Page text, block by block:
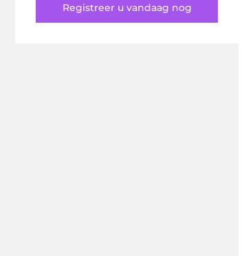
Registreer u vandaag nog